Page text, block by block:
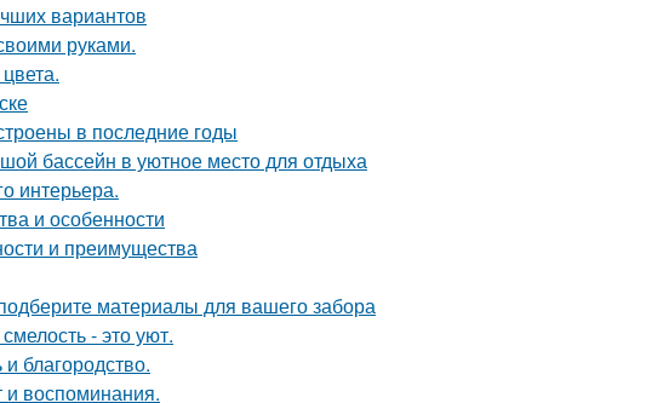
вариантов
руками.
в последние годы
бассейн в уютное место для отдыха
интерьера.
и особенности
и преимущества
материалы для вашего забора
- это уют.
благородство.
и воспоминания.